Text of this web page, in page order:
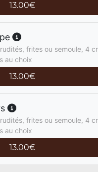
13.00€
frites ou semoule, 4
au choix
13.00€
frites ou semoule, 4
au choix
13.00€